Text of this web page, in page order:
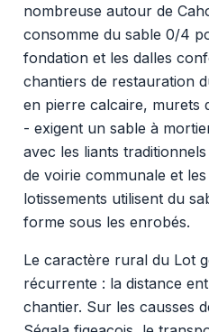
nombreuse autour de
consomme du sable 0/4
fondation et les dalles
chantiers de restauration
en pierre calcaire, murets
- exigent un sable à
avec les liants
de voirie communale et
lotissements utilisent du
forme sous les enrobés.
Le caractère rural du Lot
récurrente : la distance
chantier. Sur les causses